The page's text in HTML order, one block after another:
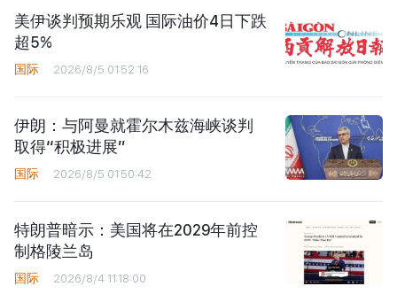
美伊谈判预期乐观 国际油价4日下跌
超5%
国际 2026/8/5 01:52:16
伊朗：与阿曼就霍尔木兹海峡谈判
取得“积极进展”
国际 2026/8/5 01:50:42
特朗普暗示：美国将在2029年前控
制格陵兰岛
国际 2026/8/4 11:18:00